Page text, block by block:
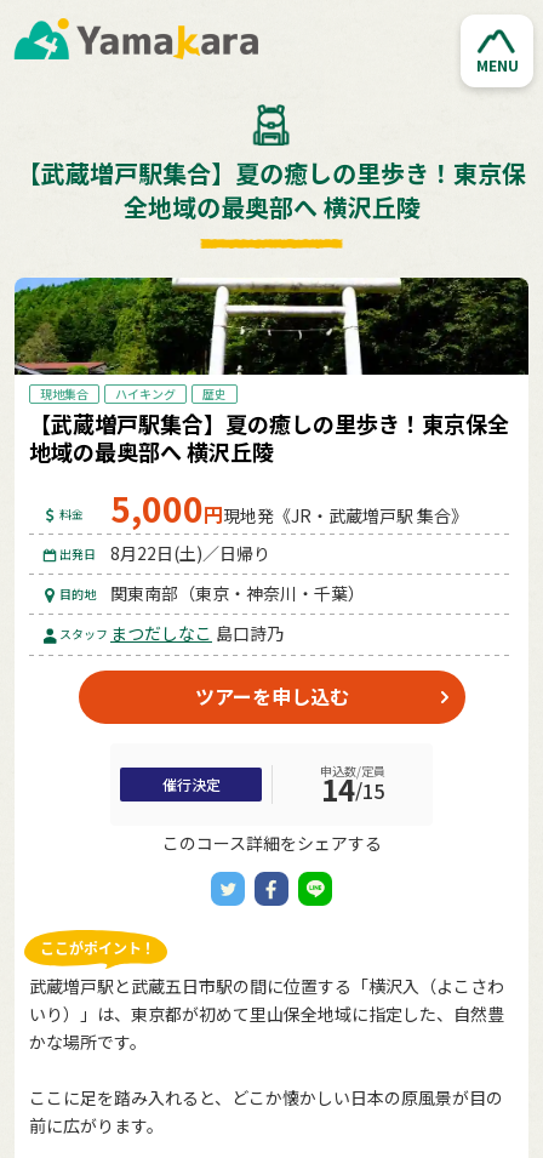
MENU
【武蔵増戸駅集合】夏の癒しの里歩き！東京保
全地域の最奥部へ 横沢丘陵
現地集合 ハイキング 歴史
【武蔵増戸駅集合】夏の癒しの里歩き！東京保全
地域の最奥部へ 横沢丘陵
料金 5,000円現地発《JR・武蔵増戸駅 集合》
出発日 8月22日(土)／日帰り
目的地 関東南部（東京・神奈川・千葉）
スタッフ まつだしなこ 島口詩乃
ツアーを申し込む
催行決定
申込数/定員
14/15
このコース詳細をシェアする
武蔵増戸駅と武蔵五日市駅の間に位置する「横沢入（よこさわ
いり）」は、東京都が初めて里山保全地域に指定した、自然豊
かな場所です。
ここに足を踏み入れると、どこか懐かしい日本の原風景が目の
前に広がります。